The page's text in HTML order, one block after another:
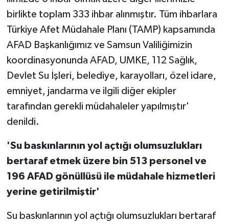
birlikte toplam 333 ihbar alınmıştır. Tüm ihbarlara
Türkiye Afet Müdahale Planı (TAMP) kapsamında
AFAD Başkanlığımız ve Samsun Valiliğimizin
koordinasyonunda AFAD, UMKE, 112 Sağlık,
Devlet Su İşleri, belediye, karayolları, özel idare,
emniyet, jandarma ve ilgili diğer ekipler
tarafından gerekli müdahaleler yapılmıştır'
denildi.
'Su baskınlarının yol açtığı olumsuzlukları
bertaraf etmek üzere bin 513 personel ve
196 AFAD gönüllüsü ile müdahale hizmetleri
yerine getirilmiştir'
Su baskınlarının yol açtığı olumsuzlukları bertaraf